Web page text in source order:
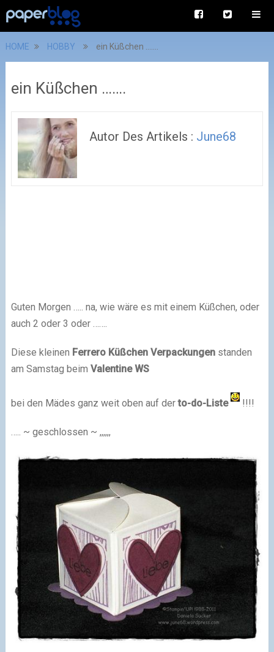
HOME HOBBY ein Küßchen …….
ein Küßchen …….
Autor Des Artikels : June68
Guten Morgen ….. na, wie wäre es mit einem Küßchen, oder
auch 2 oder 3 oder …….
Diese kleinen FerreroKüßchen Verpackungenstanden
am Samstag beim Valentine WS
bei den Mädes ganz weit oben auf derto-do-Liste !!!!
….. ~ geschlossen ~ ,,,,,,